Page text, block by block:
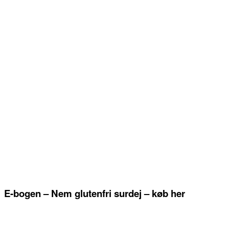
E-bogen – Nem glutenfri surdej – køb her